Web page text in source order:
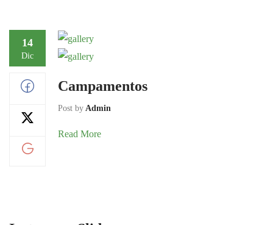
14
Dic
Campamentos
Post by Admin
Read More